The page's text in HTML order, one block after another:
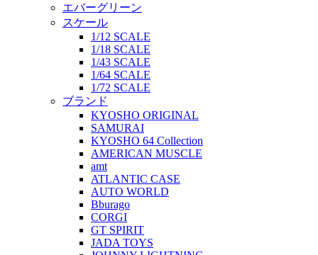
エバーグリーン
スケール
1/12 SCALE
1/18 SCALE
1/43 SCALE
1/64 SCALE
1/72 SCALE
ブランド
KYOSHO ORIGINAL
SAMURAI
KYOSHO 64 Collection
AMERICAN MUSCLE
amt
ATLANTIC CASE
AUTO WORLD
Bburago
CORGI
GT SPIRIT
JADA TOYS